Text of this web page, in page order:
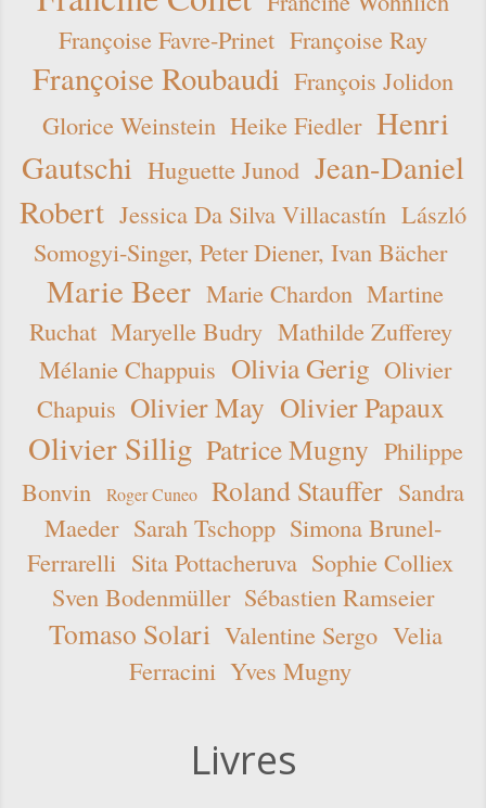
Françoise Favre-Prinet Françoise Ray
Françoise Roubaudi François Jolidon
Glorice Weinstein Heike Fiedler Henri
Gautschi Huguette Junod Jean-Daniel
Robert Jessica Da Silva Villacastín László
Somogyi-Singer, Peter Diener, Ivan Bächer
Marie Beer Marie Chardon Martine
Ruchat Maryelle Budry Mathilde Zufferey
Mélanie Chappuis Olivia Gerig Olivier
Chapuis Olivier May Olivier Papaux
Olivier Sillig Patrice Mugny Philippe
Bonvin
Roger Cuneo Roland Stauffer Sandra
Maeder Sarah Tschopp Simona Brunel-
Ferrarelli Sita Pottacheruva Sophie Colliex
Sven Bodenmüller Sébastien Ramseier
Tomaso Solari Valentine Sergo Velia
Ferracini Yves Mugny
Livres